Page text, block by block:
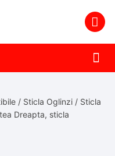
/ Sticla Oglinzi / Sticla
Dreapta, sticla